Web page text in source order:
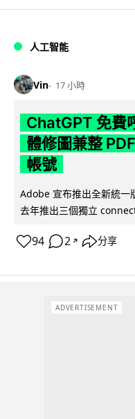
人工智能
Vin 17 小時
ChatGPT 免費
體修圖兼整
帳號
Adobe 宣布推出全新統
去年推出三個獨立
94 2 ↗ 分享
ADVERTISEMENT